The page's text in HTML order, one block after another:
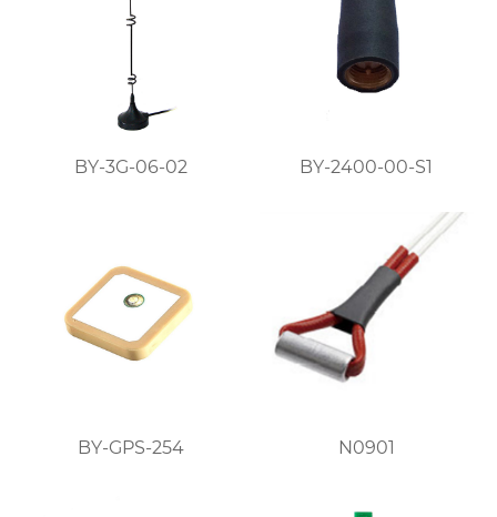
BY-3G-06-02 BY-2400-00-S1
BY-GPS-254 N0901